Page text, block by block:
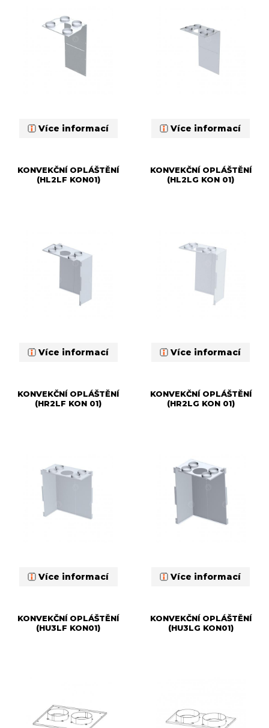
Více informací Více informací
KONVEKČNÍ OPLÁŠTĚNÍ
(HL2LF KON01)
Více informací
KONVEKČNÍ OPLÁŠTĚNÍ
(HL2LG KON 01)
Více informací
KONVEKČNÍ OPLÁŠTĚNÍ
(HR2LF KON 01)
Více informací
KONVEKČNÍ OPLÁŠTĚNÍ
(HR2LG KON 01)
Více informací
KONVEKČNÍ OPLÁŠTĚNÍ
(HU3LF KON01)
KONVEKČNÍ OPLÁŠTĚNÍ
(HU3LG KON01)